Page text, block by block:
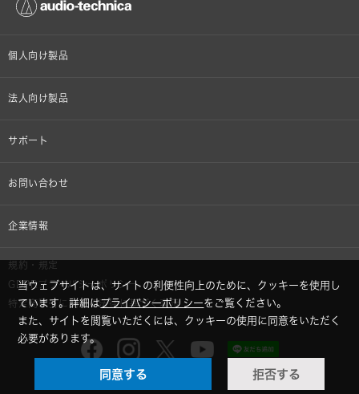
個人向け製品
オンラインストア限定
車載製品
部品/付属品
法人向け製品
設備音響機器
半導体レーザー応用製品
サポート
個人向け製品サポート
お問い合わせ
その他、メディア 取材関連等のお問い合わせ
企業情報
株式会社オーディオテクニカ
採用情報
GLOBAL-オーディオテクニカ
audio-technica MIMIO
規約・規定
GDPRプライバシーポリシー
特定商取引に関する法律に基づく表示
当ウェブサイトは、サイトの利便性向上のために、クッキーを使用し
ています。詳細はプライバシーポリシーをご覧ください。
また、サイトを閲覧いただくには、クッキーの使用に同意をいただく
必要があります。
同意する 拒否する